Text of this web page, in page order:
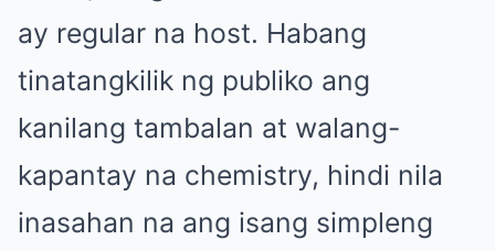
ay regular na host. Habang
tinatangkilik ng publiko ang
kanilang tambalan at walang-
kapantay na chemistry, hindi nila
inasahan na ang isang simpleng